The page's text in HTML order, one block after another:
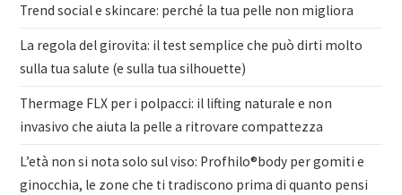
Trend social e skincare: perché la tua pelle non migliora
La regola del girovita: il test semplice che può dirti molto
sulla tua salute (e sulla tua silhouette)
Thermage FLX per i polpacci: il lifting naturale e non
invasivo che aiuta la pelle a ritrovare compattezza
L’età non si nota solo sul viso: Profhilo®body per gomiti e
ginocchia, le zone che ti tradiscono prima di quanto pensi